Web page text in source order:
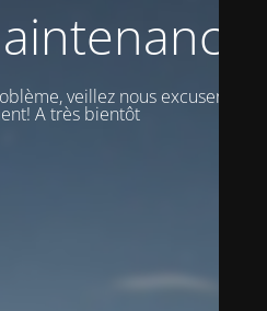
veillez nous excuser vour
A très bientôt